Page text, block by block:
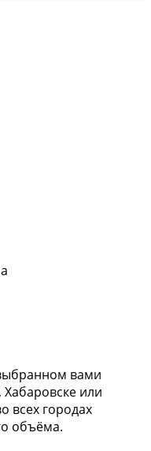
вами
или
всех городах
объёма.